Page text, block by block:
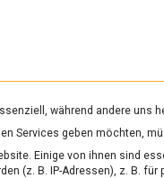
ASIATISCHE KÜCHE
während andere uns
Services geben möchten,
Einige von ihnen sind
(z. B. IP-Adressen), z. B.